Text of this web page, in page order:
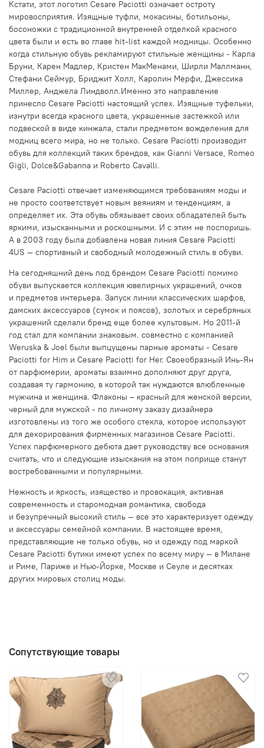
Кстати, этот логотип Cesare Paciotti означает остроту
мировосприятия. Изящные туфли, мокасины, ботильоны,
босоножки с традиционной внутренней отделкой красного
цвета были и есть во главе hit-list каждой модницы. Особенно
когда стильную обувь рекламируют стильные женщины - Карла
Бруни, Карен Мадлер, Кристен МакМенами, Ширли Маллманн,
Стефани Сеймур, Бриджит Холл, Каролин Мерфи, Джессика
Миллер, Анджела Линдволл.Именно это направление
принесло Cesare Paciotti настоящий успех. Изящные туфельки,
изнутри всегда красного цвета, украшенные застежкой или
подвеской в виде кинжала, стали предметом вожделения для
модниц всего мира, но не только. Cesare Paciotti производит
обувь для коллекций таких брендов, как Gianni Versace, Romeo
Gigli, Dolce&Gabanna и Roberto Cavalli.
Cesare Paciotti отвечает изменяющимся требованиям моды и
не просто соответствует новым веяниям и тенденциям, а
определяет их. Эта обувь обязывает своих обладателей быть
яркими, изысканными и роскошными. И с этим не поспоришь.
А в 2003 году была добавлена новая линия Cesare Paciotti
4US — спортивный и свободный молодежный стиль в обуви.
На сегодняшний день под брендом Cesare Paciotti помимо
обуви выпускается коллекция ювелирных украшений, очков
и предметов интерьера. Запуск линии классических шарфов,
дамских аксессуаров (сумок и поясов), золотых и серебряных
украшений сделали бренд еще более культовым. Но 2011-й
год стал для компании знаковым. совместно с компанией
Weruska & Joel были выпцущены парные ароматы - Cesare
Paciotti for Him и Cesare Paciotti for Her. Своеобразный Инь-Ян
от парфюмерии, ароматы взаимно дополняют друг друга,
создавая ту гармонию, в которой так нуждаются влюбленные
мужчина и женщина. Флаконы – красный для женской версии,
черный для мужской - по личному заказу дизайнера
изготовлены из того же особого стекла, которое используют
для декорирования фирменных магазинов Cesare Paciotti.
Успех парфюмерного дебюта дает руководству все основания
считать, что и следующие изыскания на этом поприще станут
востребованными и популярными.
Нежность и яркость, изящество и провокация, активная
современность и старомодная романтика, свобода
и безупречный высокий стиль — все это характеризует одежду
и аксессуары семейной компании. В настоящее время,
представляющие не только обувь, но и одежду под маркой
Cesare Paciotti бутики имеют успех по всему миру — в Милане
и Риме, Париже и Нью-Йорке, Москве и Сеуле и десятках
других мировых столиц моды.
Сопутствующие товары